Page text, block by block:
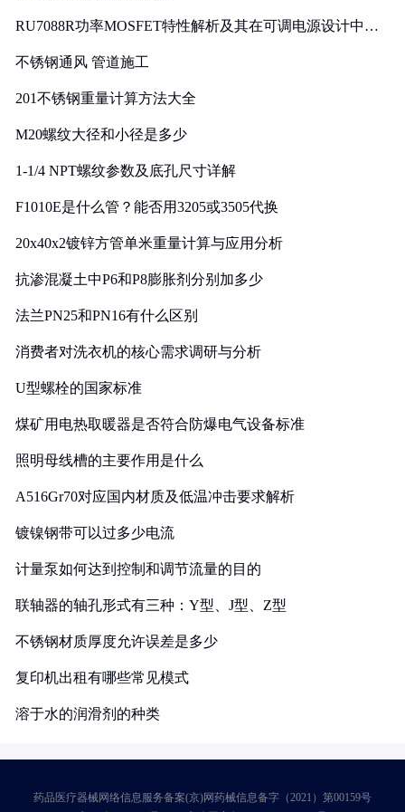
RU7088R功率MOSFET特性解析及其在可调电源设计中的
不锈钢通风 管道施工
201不锈钢重量计算方法大全
M20螺纹大径和小径是多少
1-1/4 NPT螺纹参数及底孔尺寸详解
F1010E是什么管？能否用3205或3505代换
20x40x2镀锌方管单米重量计算与应用分析
抗渗混凝土中P6和P8膨胀剂分别加多少
法兰PN25和PN16有什么区别
消费者对洗衣机的核心需求调研与分析
U型螺栓的国家标准
煤矿用电热取暖器是否符合防爆电气设备标准
照明母线槽的主要作用是什么
A516Gr70对应国内材质及低温冲击要求解析
镀镍钢带可以过多少电流
计量泵如何达到控制和调节流量的目的
联轴器的轴孔形式有三种：Y型、J型、Z型
不锈钢材质厚度允许误差是多少
复印机出租有哪些常见模式
溶于水的润滑剂的种类
药品医疗器械网络信息服务备案(京)网药械信息备字（2021）第00159号